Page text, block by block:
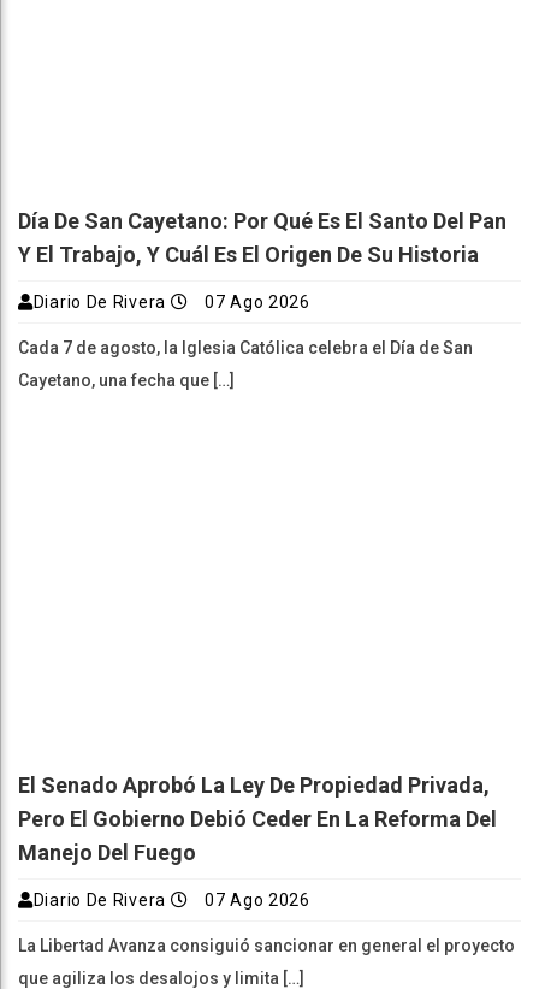
Día De San Cayetano: Por Qué Es El Santo Del Pan
Y El Trabajo, Y Cuál Es El Origen De Su Historia
Diario De Rivera 07 Ago 2026
Cada 7 de agosto, la Iglesia Católica celebra el Día de San
Cayetano, una fecha que […]
El Senado Aprobó La Ley De Propiedad Privada,
Pero El Gobierno Debió Ceder En La Reforma Del
Manejo Del Fuego
Diario De Rivera 07 Ago 2026
La Libertad Avanza consiguió sancionar en general el proyecto
que agiliza los desalojos y limita […]